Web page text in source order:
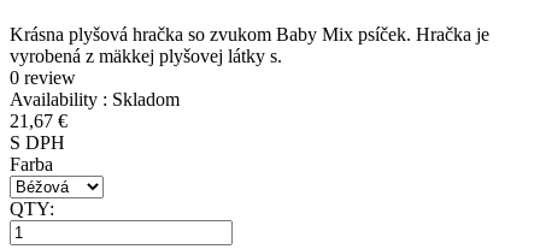
Krásna plyšová hračka so zvukom Baby Mix psíček. Hračka je
vyrobená z mäkkej plyšovej látky s.
0 review
Availability : Skladom
21,67 €
S DPH
Farba
QTY: